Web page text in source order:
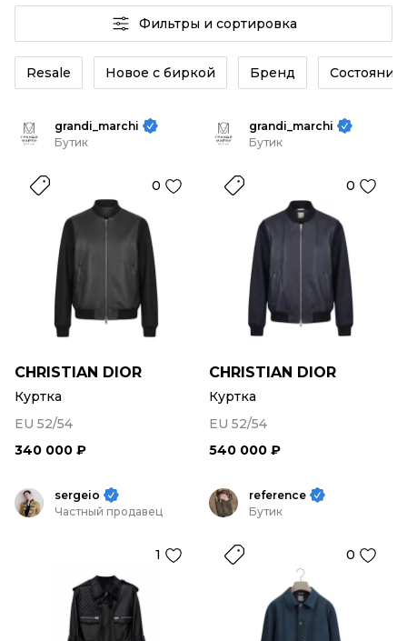
DIOR мужские от селлеров OSKELLY с быстрой
доставкой по России. Ваш стиль не ждет, и мы тоже!
Винтажные изделия или Куртки CHRISTIAN DIOR
мужские из новых коллекций – заказывайте на сайте
или в приложении OSKELLY с целой экосистемой
Фильтры и сортировка
Resale Новое с биркой Бренд Состояние
grandi_marchi
Бутик
0
CHRISTIAN DIOR
Куртка
EU 52/54
340 000 ₽
grandi_marchi
Бутик
0
CHRISTIAN DIOR
Куртка
EU 52/54
540 000 ₽
sergeio
Частный продавец
1
reference
Бутик
0